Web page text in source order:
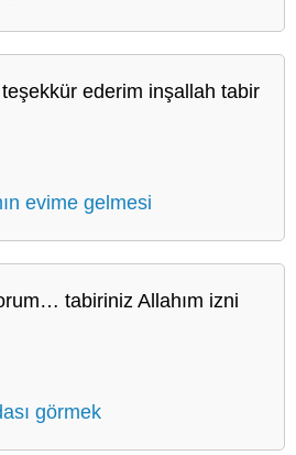
ederim inşallah tabir
evime gelmesi
tabiriniz Allahım izni
görmek